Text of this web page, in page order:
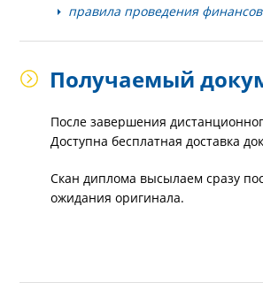
правила проведения
Получаемый
После завершения
Доступна бесплатная доставка
Скан диплома высылаем сразу
ожидания оригинала.